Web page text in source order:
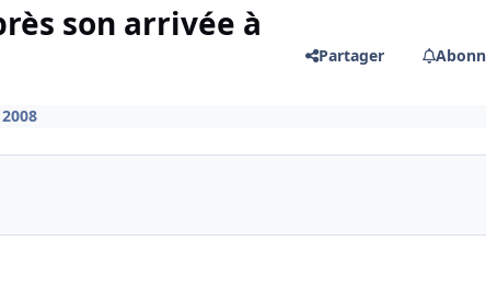
son arrivée à
Partager